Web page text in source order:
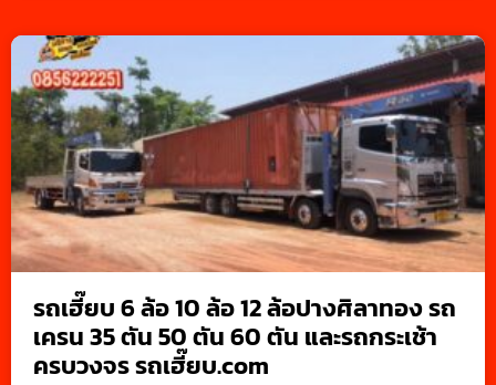
รถเฮี๊ยบ 6 ล้อ 10 ล้อ 12 ล้อปางศิลาทอง รถ
เครน 35 ตัน 50 ตัน 60 ตัน และรถกระเช้า
ครบวงจร รถเฮี๊ยบ.com